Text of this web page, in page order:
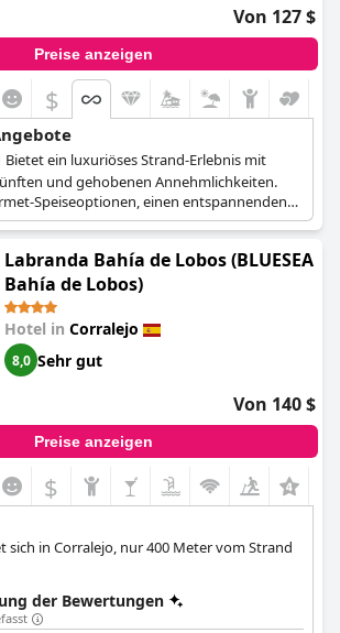
Von 127 $
Preise anzeigen
$
Bietet ein luxuriöses Strand-Erlebnis mit
und gehobenen Annehmlichkeiten.
Speiseoptionen, einen entspannenden
Service, der einen unvergesslichen
Labranda Bahía de Lobos (BLUESEA
Bahía de Lobos)
Hotel in Corralejo
8,0 Sehr gut
Von 140 $
Preise anzeigen
$
sich in Corralejo, nur 400 Meter vom Strand
der Bewertungen